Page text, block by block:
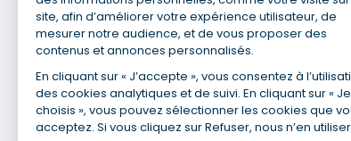
site, afin d’améliorer votre expérience utilisateur, de
mesurer notre audience, et de vous proposer des
contenus et annonces personnalisés.
En cliquant sur « J’accepte », vous consentez à
des cookies analytiques et de suivi. En cliquant sur « Je
choisis », vous pouvez sélectionner les cookies que
acceptez. Si vous cliquez sur Refuser, nous n’en
Nos agences
Nous contacter
Recrutement